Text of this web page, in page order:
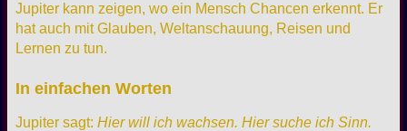
Jupiter kann zeigen, wo ein Mensch Chancen erkennt. Er
hat auch mit Glauben, Weltanschauung, Reisen und
Lernen zu tun.
In einfachen Worten
Jupiter sagt: Hier will ich wachsen. Hier suche ich Sinn.